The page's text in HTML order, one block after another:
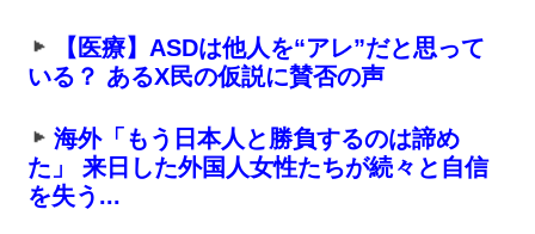
【医療】ASDは他人を“アレ”だと思って
いる？ あるX民の仮説に賛否の声
海外「もう日本人と勝負するのは諦め
た」 来日した外国人女性たちが続々と自信
を失う...